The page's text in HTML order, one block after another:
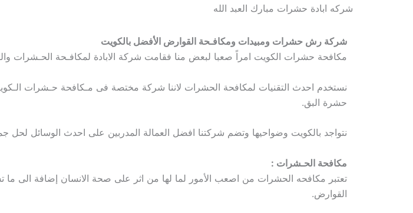
شركه ابادة حشرات مبارك العبد الله
شركة رش حشرات ومبيدات ومكافـحة القوارض الأفضل بالكويت
مكافحة حشرات الكويت امراً صعبا لبعض منا فقامت شركة الابادة لمكافـحة الحـشرات
نستخدم احدث التقنيات لمكافحة الحشرات لاننا شركة مختصة فى مـكافحة حـشرات
حشرة البق.
نتواجد بالكويت وضواحيها وتضم شركتنا افضل العمالة المدربين على احدث الوسائل
مكافحة الحـشرات :
تعتبر مكافحه الحشرات من اصعب الأمور لما لها من اثر على صحة الانسان إضافة
القوارض.